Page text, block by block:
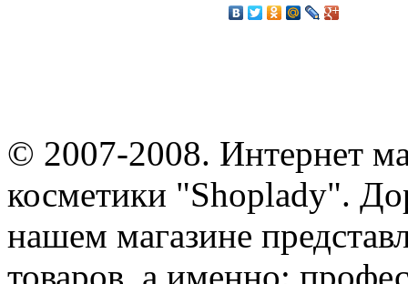
© 2007-2008. Интернет
косметики "Shoplady".
нашем магазине